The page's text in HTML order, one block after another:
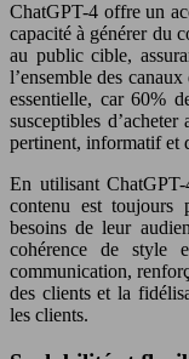
ChatGPT-4 offre un
capacité à générer du
au public cible,
l’ensemble des
essentielle, car 60%
susceptibles
pertinent, informatif et
En utilisant ChatGPT-
contenu est toujours
besoins de leur
cohérence de style
communication,
des clients et la
les clients.